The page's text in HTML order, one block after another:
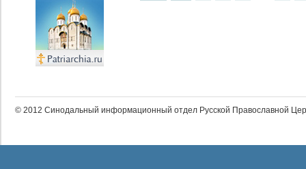
© 2012 Синодальный информационный отдел Русской Православной